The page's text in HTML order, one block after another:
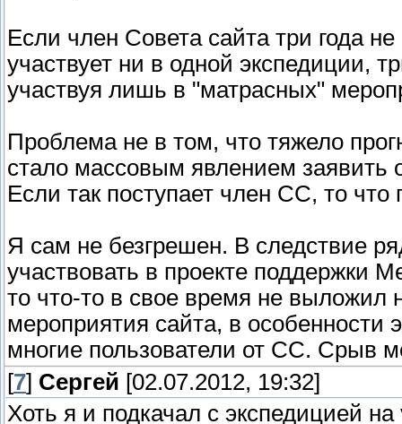
Если член Совета сайта три года
участвует ни в одной экспедиции,
участвуя лишь в "матрасных"
Проблема не в том, что тяжело
стало массовым явлением заявить
Если так поступает член СС, то что
Я сам не безгрешен. В следствие
участвовать в проекте поддержки
то что-то в свое время не выложил
мероприятия сайта, в особенности
многие пользователи от СС. Срыв
[7] Сергей [02.07.2012, 19:32]
Хоть я и подкачал с экспедицией